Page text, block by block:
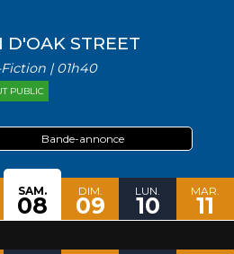
D'OAK STREET
| 01h40
PUBLIC
Bande-annonce
SAM.
08
DIM.
09
LUN.
10
MAR.
11